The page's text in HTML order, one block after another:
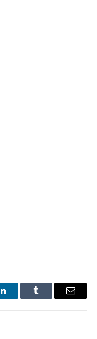
LinkedInTumblr
E-